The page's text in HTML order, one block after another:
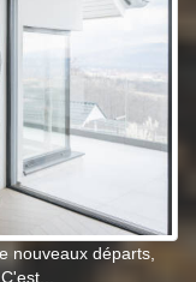
nouveaux départs,